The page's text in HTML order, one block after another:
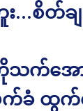
း…စိတ်ခ
ကိုသက်အ
က်ခံ ထွက်